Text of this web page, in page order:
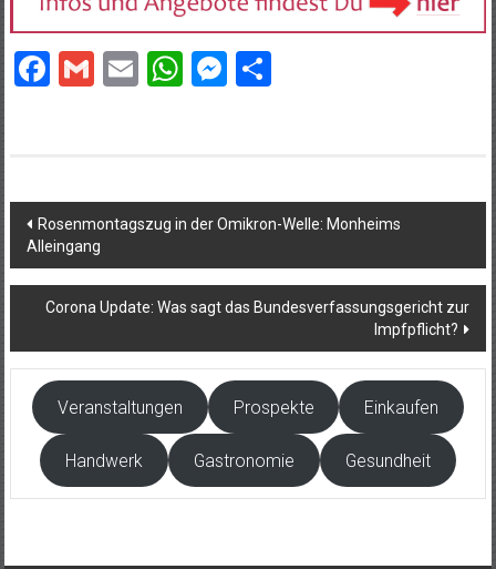
Facebook
GmailEmailWhatsApp
Messenger
Beitragsnavigation
Rosenmontagszug in der Omikron-Welle: Monheims
Alleingang
Corona Update: Was sagt das Bundesverfassungsgericht zur
Impfpflicht?
Veranstaltungen Prospekte Einkaufen
Handwerk Gastronomie Gesundheit